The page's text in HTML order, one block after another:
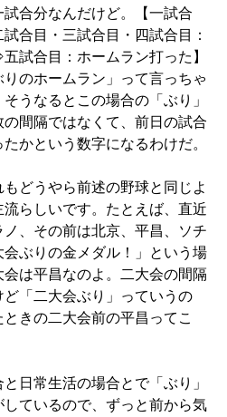
合分なんだけど。【一試合
合目・三試合目・四試合目：
試合目：ホームラン打った】
のホームラン」って言っちゃ
うなるとこの場合の「ぶり」
間隔ではなくて、前日の試合
かという数字になるわけだ。
どうやら前述の野球と同じよ
らしいです。たとえば、直近
、その前は北京、平昌、ソチ
ぶりの金メダル！」という場
は平昌なのよ。二大会の間隔
「二大会ぶり」っていうの
きの二大会前の平昌ってこ
日常生活の場合とで「ぶり」
ているので、ずっと前から気